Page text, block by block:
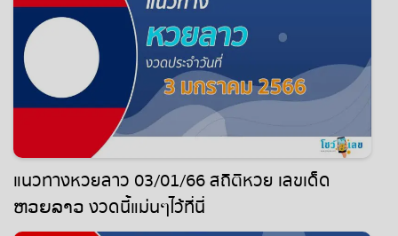
แนวทางหวยลาว 03/01/66 สถิติหวย เลขเด็ด
ຫວຍລາວ งวดนี้แม่นๆไว้ที่นี่